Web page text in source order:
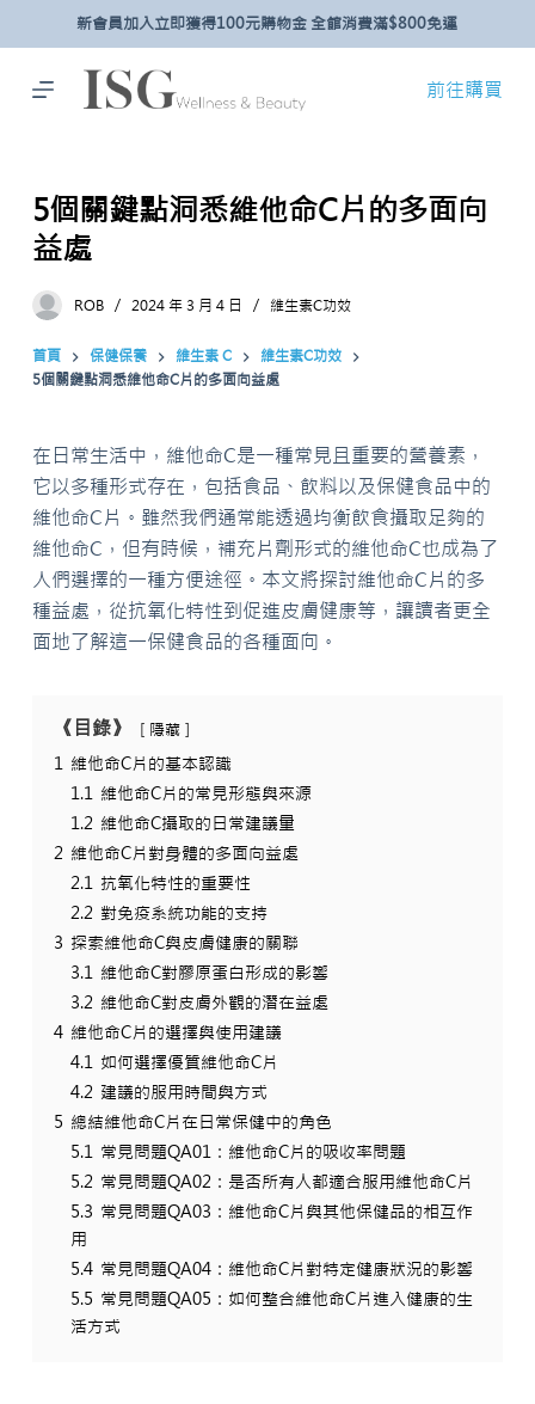
主
新會員加入立即獲得100元購物金 全館消費滿$800免運
前往購買
5個關鍵點洞悉維他命C片的多面向
益處
ROB 2024 年 3 月 4 日 維生素C功效
首頁 保健保養 維生素 C
維生素C功效
5個關鍵點洞悉維他命C片的多面向益處
在日常生活中，維他命C是一種常見且重要的營養素，
它以多種形式存在，包括食品、飲料以及保健食品中的
維他命C片。雖然我們通常能透過均衡飲食攝取足夠的
維他命C，但有時候，補充片劑形式的維他命C也成為了
人們選擇的一種方便途徑。本文將探討維他命C片的多
種益處，從抗氧化特性到促進皮膚健康等，讓讀者更全
面地了解這一保健食品的各種面向。
《目錄》 隱藏
1 維他命C片的基本認識
1.1 維他命C片的常見形態與來源
1.2 維他命C攝取的日常建議量
2 維他命C片對身體的多面向益處
2.1 抗氧化特性的重要性
2.2 對免疫系統功能的支持
3 探索維他命C與皮膚健康的關聯
3.1 維他命C對膠原蛋白形成的影響
3.2 維他命C對皮膚外觀的潛在益處
4 維他命C片的選擇與使用建議
4.1 如何選擇優質維他命C片
4.2 建議的服用時間與方式
5 總結維他命C片在日常保健中的角色
5.1 常見問題QA01：維他命C片的吸收率問題
5.2 常見問題QA02：是否所有人都適合服用維他命C片
5.3 常見問題QA03：維他命C片與其他保健品的相互作
用
5.4 常見問題QA04：維他命C片對特定健康狀況的影響
5.5 常見問題QA05：如何整合維他命C片進入健康的生
活方式